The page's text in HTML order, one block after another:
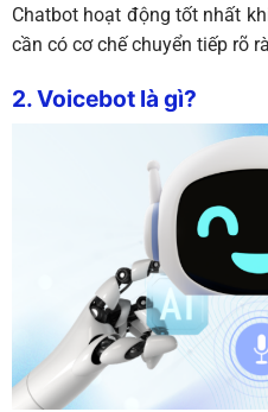
Chatbot hoạt động tốt nhất
cần có cơ chế chuyển tiếp rõ
2. Voicebot là gì?